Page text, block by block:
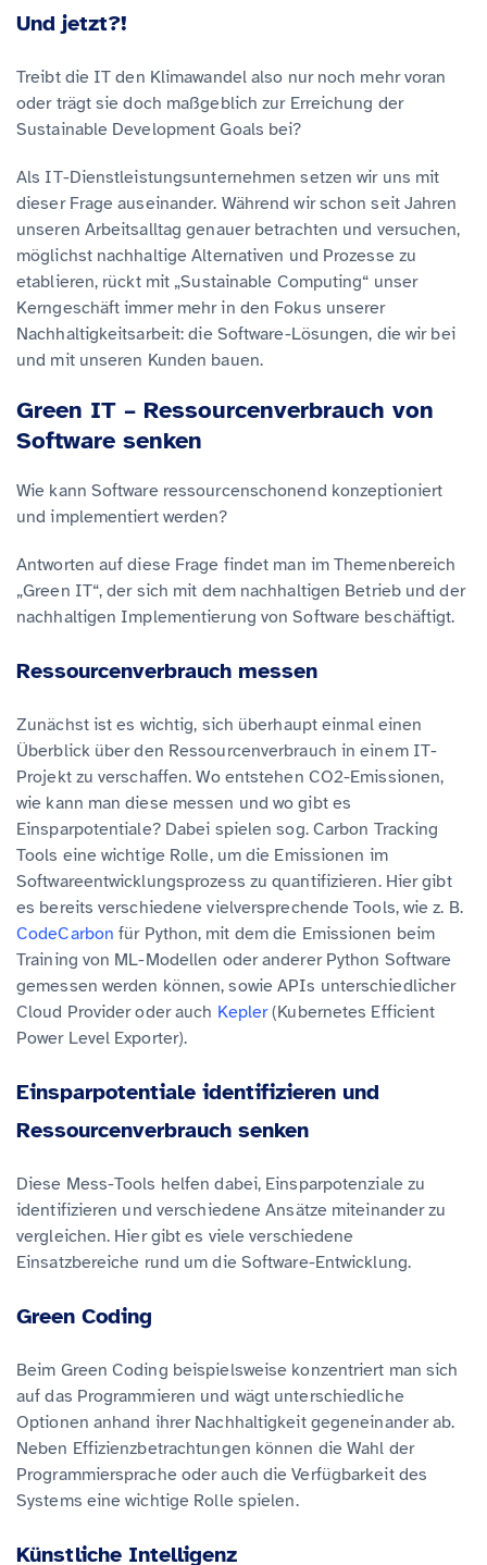
Und jetzt?!
Treibt die IT den Klimawandel also nur noch mehr voran
oder trägt sie doch maßgeblich zur Erreichung der
Sustainable Development Goals bei?
Als IT-Dienstleistungsunternehmen setzen wir uns mit
dieser Frage auseinander. Während wir schon seit Jahren
unseren Arbeitsalltag genauer betrachten und versuchen,
möglichst nachhaltige Alternativen und Prozesse zu
etablieren, rückt mit „Sustainable Computing“ unser
Kerngeschäft immer mehr in den Fokus unserer
Nachhaltigkeitsarbeit: die Software-Lösungen, die wir bei
und mit unseren Kunden bauen.
Green IT – Ressourcenverbrauch von
Software senken
Wie kann Software ressourcenschonend konzeptioniert
und implementiert werden?
Antworten auf diese Frage findet man im Themenbereich
„Green IT“, der sich mit dem nachhaltigen Betrieb und der
nachhaltigen Implementierung von Software beschäftigt.
Ressourcenverbrauch messen
Zunächst ist es wichtig, sich überhaupt einmal einen
Überblick über den Ressourcenverbrauch in einem IT-
Projekt zu verschaffen. Wo entstehen CO2-Emissionen,
wie kann man diese messen und wo gibt es
Einsparpotentiale? Dabei spielen sog. Carbon Tracking
Tools eine wichtige Rolle, um die Emissionen im
Softwareentwicklungsprozess zu quantifizieren. Hier gibt
es bereits verschiedene vielversprechende Tools, wie z. B.
CodeCarbon für Python, mit dem die Emissionen beim
Training von ML-Modellen oder anderer Python Software
gemessen werden können, sowie APIs unterschiedlicher
Cloud Provider oder auch Kepler(Kubernetes Efficient
Power Level Exporter).
Einsparpotentiale identifizieren und
Ressourcenverbrauch senken
Diese Mess-Tools helfen dabei, Einsparpotenziale zu
identifizieren und verschiedene Ansätze miteinander zu
vergleichen. Hier gibt es viele verschiedene
Einsatzbereiche rund um die Software-Entwicklung.
Green Coding
Beim Green Coding beispielsweise konzentriert man sich
auf das Programmieren und wägt unterschiedliche
Optionen anhand ihrer Nachhaltigkeit gegeneinander ab.
Neben Effizienzbetrachtungen können die Wahl der
Programmiersprache oder auch die Verfügbarkeit des
Systems eine wichtige Rolle spielen.
Künstliche Intelligenz